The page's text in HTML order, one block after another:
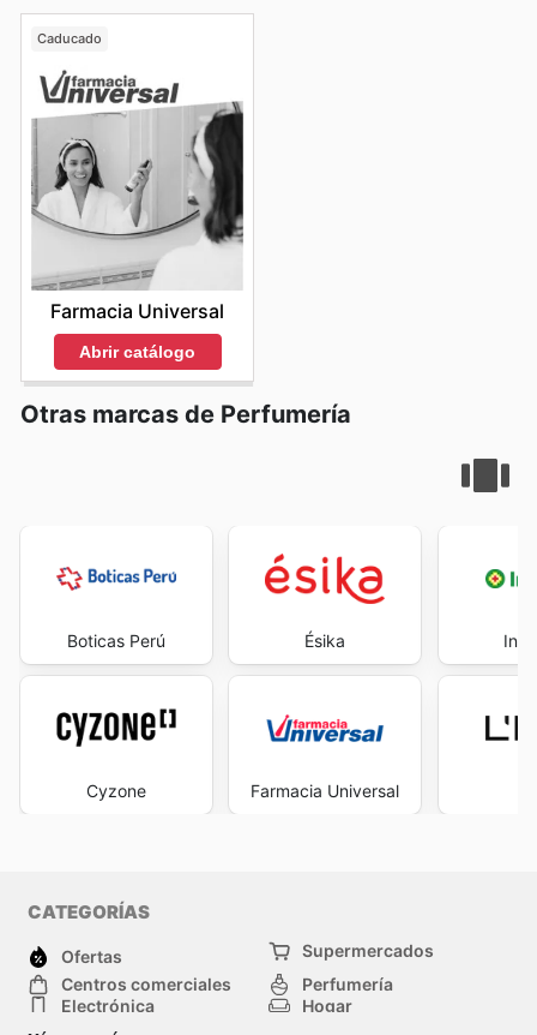
Caducado
Farmacia Universal
Abrir catálogo
Otras marcas de Perfumería
Boticas Perú
Cyzone
Ésika
Farmacia Universal
CATEGORÍAS
Ofertas
Supermercados
Centros comerciales
Perfumería
Electrónica
Hogar
Deporte